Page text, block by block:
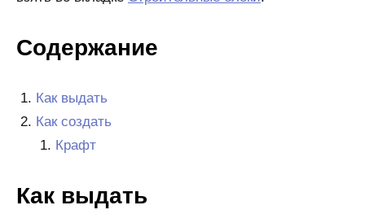
Содержание
Как выдать
Как создать
Крафт
Как выдать